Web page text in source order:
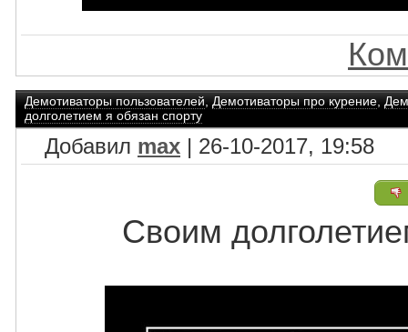
Демотиваторы пользователей,Демотиваторы про курение,
долголетием я обязан спорту
Добавил max | 26-10-2017, 19:58
Своим